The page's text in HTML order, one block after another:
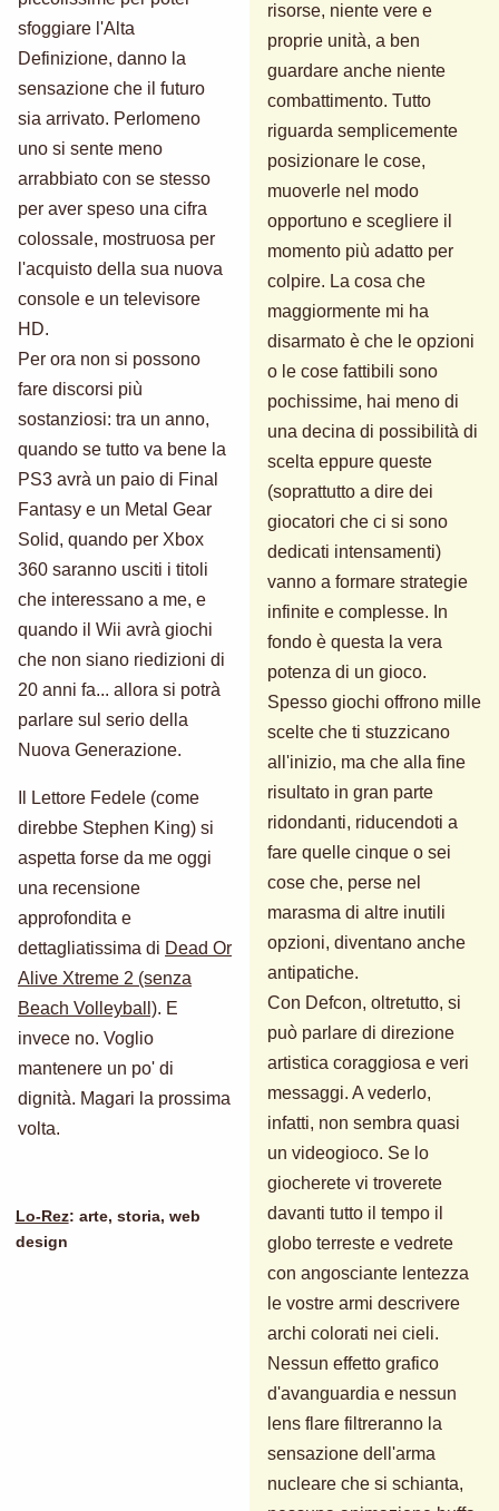
sfoggiare l'Alta
Definizione, danno la
sensazione che il futuro
sia arrivato. Perlomeno
uno si sente meno
arrabbiato con se stesso
per aver speso una cifra
colossale, mostruosa per
l'acquisto della sua nuova
console e un televisore
HD.
Per ora non si possono
fare discorsi più
sostanziosi: tra un anno,
quando se tutto va bene la
PS3 avrà un paio di Final
Fantasy e un Metal Gear
Solid, quando per Xbox
360 saranno usciti i titoli
che interessano a me, e
quando il Wii avrà giochi
che non siano riedizioni di
20 anni fa... allora si potrà
parlare sul serio della
Nuova Generazione.
Il Lettore Fedele (come
direbbe Stephen King) si
aspetta forse da me oggi
una recensione
approfondita e
dettagliatissima di Dead Or
Alive Xtreme 2 (senza
Beach Volleyball). E
invece no. Voglio
mantenere un po' di
dignità. Magari la prossima
volta.
Lo-Rez: arte, storia, web
design
risorse, niente vere e
proprie unità, a ben
guardare anche niente
combattimento. Tutto
riguarda semplicemente
posizionare le cose,
muoverle nel modo
opportuno e scegliere il
momento più adatto per
colpire. La cosa che
maggiormente mi ha
disarmato è che le opzioni
o le cose fattibili sono
pochissime, hai meno di
una decina di possibilità di
scelta eppure queste
(soprattutto a dire dei
giocatori che ci si sono
dedicati intensamenti)
vanno a formare strategie
infinite e complesse. In
fondo è questa la vera
potenza di un gioco.
Spesso giochi offrono mille
scelte che ti stuzzicano
all'inizio, ma che alla fine
risultato in gran parte
ridondanti, riducendoti a
fare quelle cinque o sei
cose che, perse nel
marasma di altre inutili
opzioni, diventano anche
antipatiche.
Con Defcon, oltretutto, si
può parlare di direzione
artistica coraggiosa e veri
messaggi. A vederlo,
infatti, non sembra quasi
un videogioco. Se lo
giocherete vi troverete
davanti tutto il tempo il
globo terreste e vedrete
con angosciante lentezza
le vostre armi descrivere
archi colorati nei cieli.
Nessun effetto grafico
d'avanguardia e nessun
lens flare filtreranno la
sensazione dell'arma
nucleare che si schianta,